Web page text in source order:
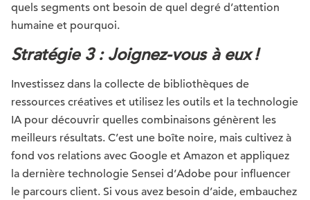
quels segments ont besoin de quel degré d’attention
humaine et pourquoi.
Stratégie 3 : Joignez-vous à eux !
Investissez dans la collecte de bibliothèques de
ressources créatives et utilisez les outils et la technologie
IA pour découvrir quelles combinaisons génèrent les
meilleurs résultats. C’est une boîte noire, mais cultivez à
fond vos relations avec Google et Amazon et appliquez
la dernière technologie Sensei d’Adobe pour influencer
le parcours client. Si vous avez besoin d’aide, embauchez